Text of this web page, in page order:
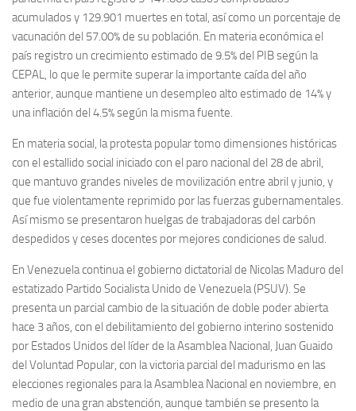
acumulados y 129.901 muertes en total, así como un porcentaje de
vacunación del 57.00% de su población. En materia económica el
país registro un crecimiento estimado de 9.5% del PIB según la
CEPAL, lo que le permite superar la importante caída del año
anterior, aunque mantiene un desempleo alto estimado de 14% y
una inflación del 4.5% según la misma fuente.
En materia social, la protesta popular tomo dimensiones históricas
con el estallido social iniciado con el paro nacional del 28 de abril,
que mantuvo grandes niveles de movilización entre abril y junio, y
que fue violentamente reprimido por las fuerzas gubernamentales.
Así mismo se presentaron huelgas de trabajadoras del carbón
despedidos y ceses docentes por mejores condiciones de salud.
En Venezuela continua el gobierno dictatorial de Nicolas Maduro del
estatizado Partido Socialista Unido de Venezuela (PSUV). Se
presenta un parcial cambio de la situación de doble poder abierta
hace 3 años, con el debilitamiento del gobierno interino sostenido
por Estados Unidos del líder de la Asamblea Nacional, Juan Guaido
del Voluntad Popular, con la victoria parcial del madurismo en las
elecciones regionales para la Asamblea Nacional en noviembre, en
medio de una gran abstención, aunque también se presento la